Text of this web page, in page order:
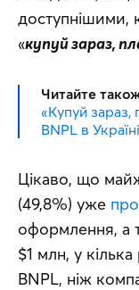
доступнішими,
«купуй зараз,
Читайте
«Купуй зараз,
BNPL в Україні
Цікаво, що
(49,8%) уже
оформлення, а
$1 млн, у
BNPL, ніж